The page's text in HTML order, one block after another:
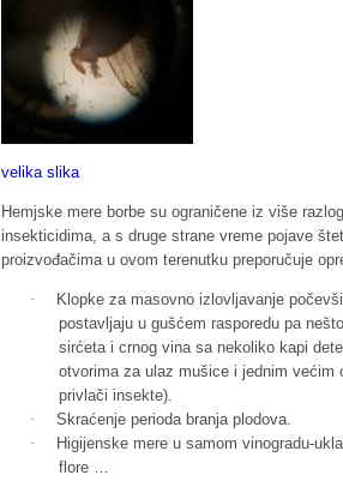
velika slika
Hemjske mere borbe su ograničene iz više
insekticidima, a s druge strane vreme pojave
proizvođačima u ovom terenutku preporučuje
·
Klopke za masovno izlovljavanje
postavljaju u gušćem rasporedu pa
sirćeta i crnog vina sa nekoliko kapi
otvorima za ulaz mušice i jednim većim
privlači insekte).
·
Skraćenje perioda branja plodova.
·
Higijenske mere u samom vinogradu-
flore …